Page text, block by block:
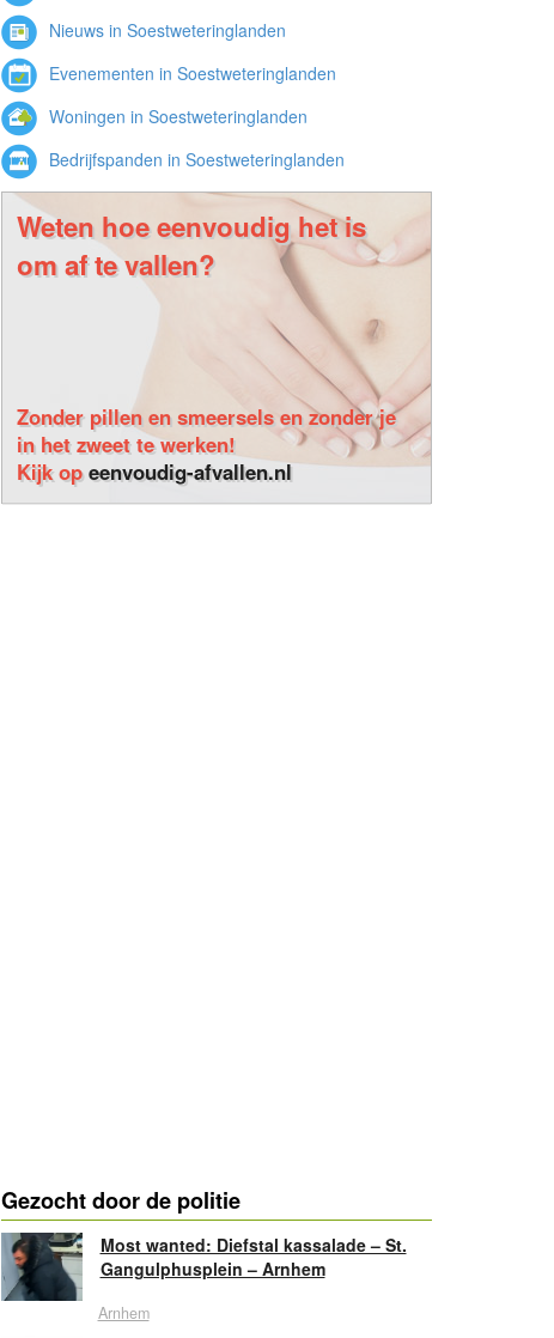
Nieuws in Soestweteringlanden
Evenementen in Soestweteringlanden
Woningen in Soestweteringlanden
Bedrijfspanden in Soestweteringlanden
Weten hoe eenvoudig het is
om af te vallen?
Zonder pillen en smeersels en zonder je
in het zweet te werken!
Kijk opeenvoudig-afvallen.nl
Gezocht door de politie
Most wanted: Diefstal kassalade – St.
Gangulphusplein – Arnhem
Arnhem